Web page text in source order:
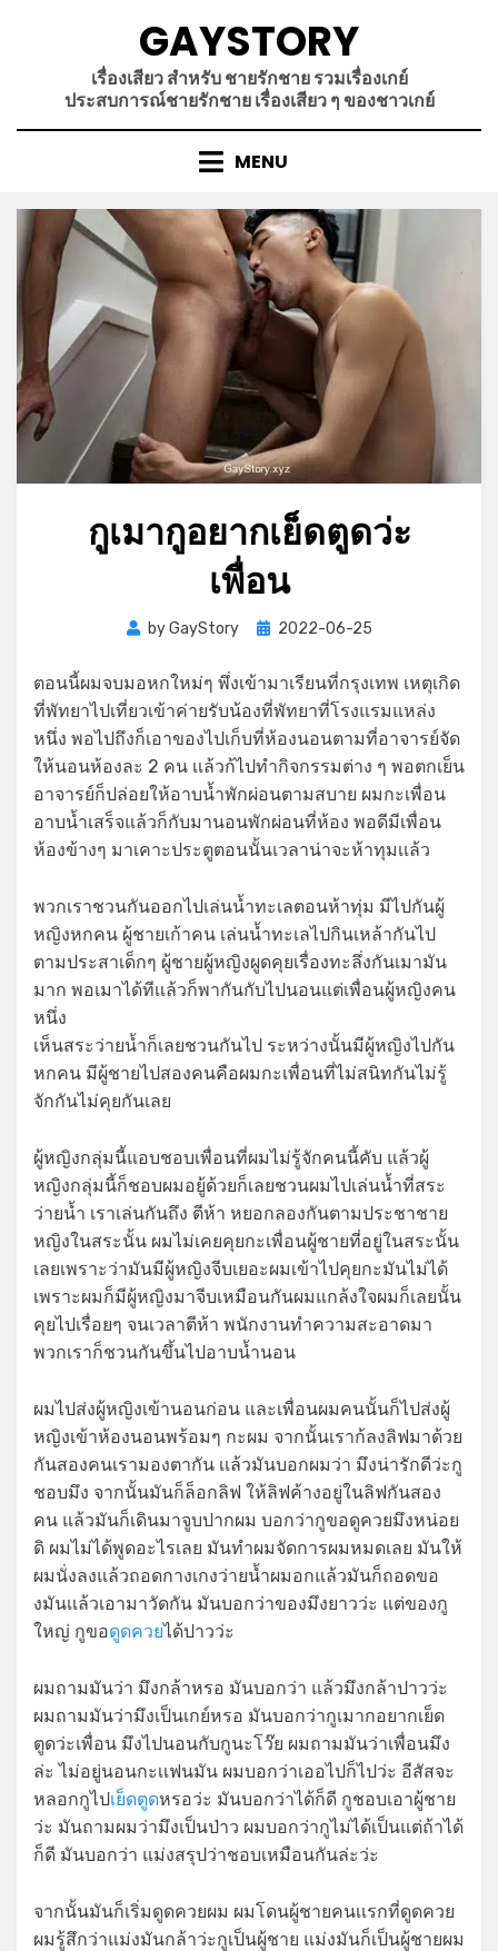
GAYSTORY
เรื่องเสียว สำหรับ ชายรักชาย รวมเรื่องเกย์
ประสบการณ์ชายรักชาย เรื่องเสียว ๆ ของชาวเกย์
MENU
กูเมากูอยากเย็ดตูดว่ะ
เพื่อน
byGayStory
Posted
2022-06-25
ตอนนี้ผมจบมอหกใหม่ๆ พึ่งเข้ามาเรียนที่กรุงเทพ เหตุเกิด
ที่พัทยาไปเที่ยวเข้าค่ายรับน้องที่พัทยาที่โรงแรมแหล่ง
หนึ่ง พอไปถึงก็เอาของไปเก็บที่ห้องนอนตามที่อาจารย์จัด
ให้นอนห้องละ 2 คน เเล้วก้ไปทำกิจกรรมต่าง ๆ พอตกเย็น
อาจารย์ก็ปล่อยให้อาบน้ำพักผ่อนตามสบาย ผมกะเพื่อน
อาบน้ำเสร็จแล้วก็กับมานอนพักผ่อนที่ห้อง พอดีมีเพื่อน
ห้องข้างๆ มาเคาะประตูตอนนั้นเวลาน่าจะห้าทุมเเล้ว
พวกเราชวนกันออกไปเล่นน้ำทะเลตอนห้าทุ่ม มีไปกันผู้
หญิงหกคน ผู้ชายเก้าคน เล่นน้ำทะเลไปกินเหล้ากันไป
ตามประสาเด็กๆ ผู้ชายผู้หญิงผูดคุยเรื่องทะลึ่งกันเมามัน
มาก พอเมาได้ทีเเล้วก็พากันกับไปนอนแต่เพื่อนผู้หญิงคน
หนึ่ง
เห็นสระว่ายน้ำก็เลยชวนกันไป ระหว่างนั้นมีผู้หญิงไปกัน
หกคน มีผู้ชายไปสองคนคือผมกะเพื่อนที่ไม่สนิทกันไม่รู้
จักกันไม่คุยกันเลย
ผู้หญิงกลุ่มนี้แอบชอบเพื่อนที่ผมไม่รู้จักคนนี้คับ แล้วผู้
หญิงกลุ่มนี้ก็ชอบผมอยู้ด้วยก็เลยชวนผมไปเล่นน้ำที่สระ
ว่ายน้ำ เราเล่นกันถึง ตีห้า หยอกลองกันตามประชาชาย
หญิงในสระนั้น ผมไม่เคยคุยกะเพื่อนผู้ชายที่อยู่ในสระนั้น
เลยเพราะว่ามันมีผู้หญิงจีบเยอะผมเข้าไปคุยกะมันไม่ได้
เพราะผมก็มีผู้หญิงมาจีบเหมือนกันผมแกล้งใจผมก็เลยนั้น
คุยไปเรื่อยๆ จนเวลาตีห้า พนักงานทำความสะอาดมา
พวกเราก็ชวนกันขึ้นไปอาบน้ำนอน
ผมไปส่งผู้หญิงเข้านอนก่อน และเพื่อนผมคนนั้นก็ไปส่งผู้
หญิงเข้าห้องนอนพร้อมๆ กะผม จากนั้นเราก้ลงลิฟมาด้วย
กันสองคนเรามองตากัน เเล้วมันบอกผมว่า มึงน่ารักดีว่ะกู
ชอบมึง จากนั้นมันก็ล็อกลิฟ ให้ลิฟค้างอยู่ในลิฟกันสอง
คน แล้วมันก็เดินมาจูบปากผม บอกว่ากูขอดูควยมึงหน่อย
ดิ ผมไม่ได้พูดอะไรเลย มันทำผมจัดการผมหมดเลย มันให้
ผมนั่งลงแล้วถอดกางเกงว่ายน้ำผมอกแล้วมันก็ถอดขอ
งมันเเล้วเอามาวัดกัน มันบอกว่าของมึงยาวว่ะ แต่ของกู
ใหญ่ กูขอดูดควยได้ปาวว่ะ
ผมถามมันว่า มึงกล้าหรอ มันบอกว่า แล้วมึงกล้าปาวว่ะ
ผมถามมันว่ามึงเป็นเกย์หรอ มันบอกว่ากูเมากอยากเย็ด
ตูดว่ะเพื่อน มึงไปนอนกับกูนะโว๊ย ผมถามมันว่าเพื่อนมึง
ล่ะ ไม่อยู่นอนกะเเฟนมัน ผมบอกว่าเออไปก็ไปว่ะ อีสัสจะ
หลอกกูไปเย็ดตูดหรอว่ะ มันบอกว่าได้ก็ดี กูชอบเอาผู้ชาย
ว่ะ มันถามผมว่ามึงเป็นป่าว ผมบอกว่ากูไม่ได้เป็นแต่ถ้าได้
ก็ดี มันบอกว่า แม่งสรุปว่าชอบเหมือนกันล่ะว่ะ
จากนั้นมันก็เริ่มดูดควยผม ผมโดนผู้ชายคนเเรกที่ดูดควย
ผมรู้สึกว่าแม่งมันกล้าว่ะกูเป็นผู้ชาย แม่งมันก็เป็นผู้ชายผม